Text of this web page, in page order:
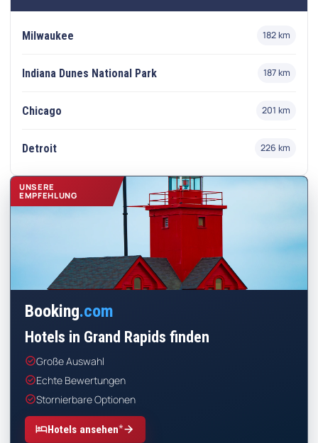
Milwaukee 182 km
Indiana Dunes National Park 187 km
Chicago 201 km
Detroit 226 km
UNSERE
EMPFEHLUNG
Booking.com
Hotels in Grand Rapids finden
check_circleGroße Auswahl
check_circleEchte Bewertungen
check_circleStornierbare Optionen
hotelHotels ansehen*arrow_forward